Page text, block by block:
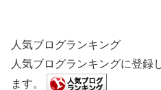
人気ブログランキング
人気ブログランキングに登録
ます。